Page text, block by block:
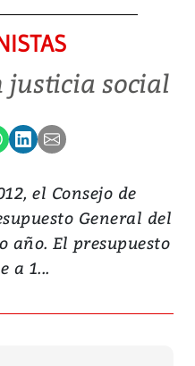
justicia social
el Consejo de
General del
año. El presupuesto
a 1...